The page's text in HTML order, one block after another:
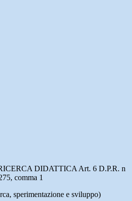
DIDATTICA Art. 6 D.P.R. n
comma 1
sperimentazione e sviluppo)